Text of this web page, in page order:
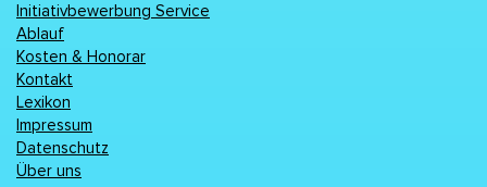
Initiativbewerbung Service
Ablauf
Kosten & Honorar
Kontakt
Lexikon
Impressum
Datenschutz
Über uns